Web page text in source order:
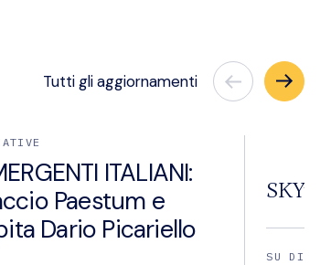
Tuttigli aggiornamenti
ITALIANI:
Paestum e
Dario Picariello
SU DI